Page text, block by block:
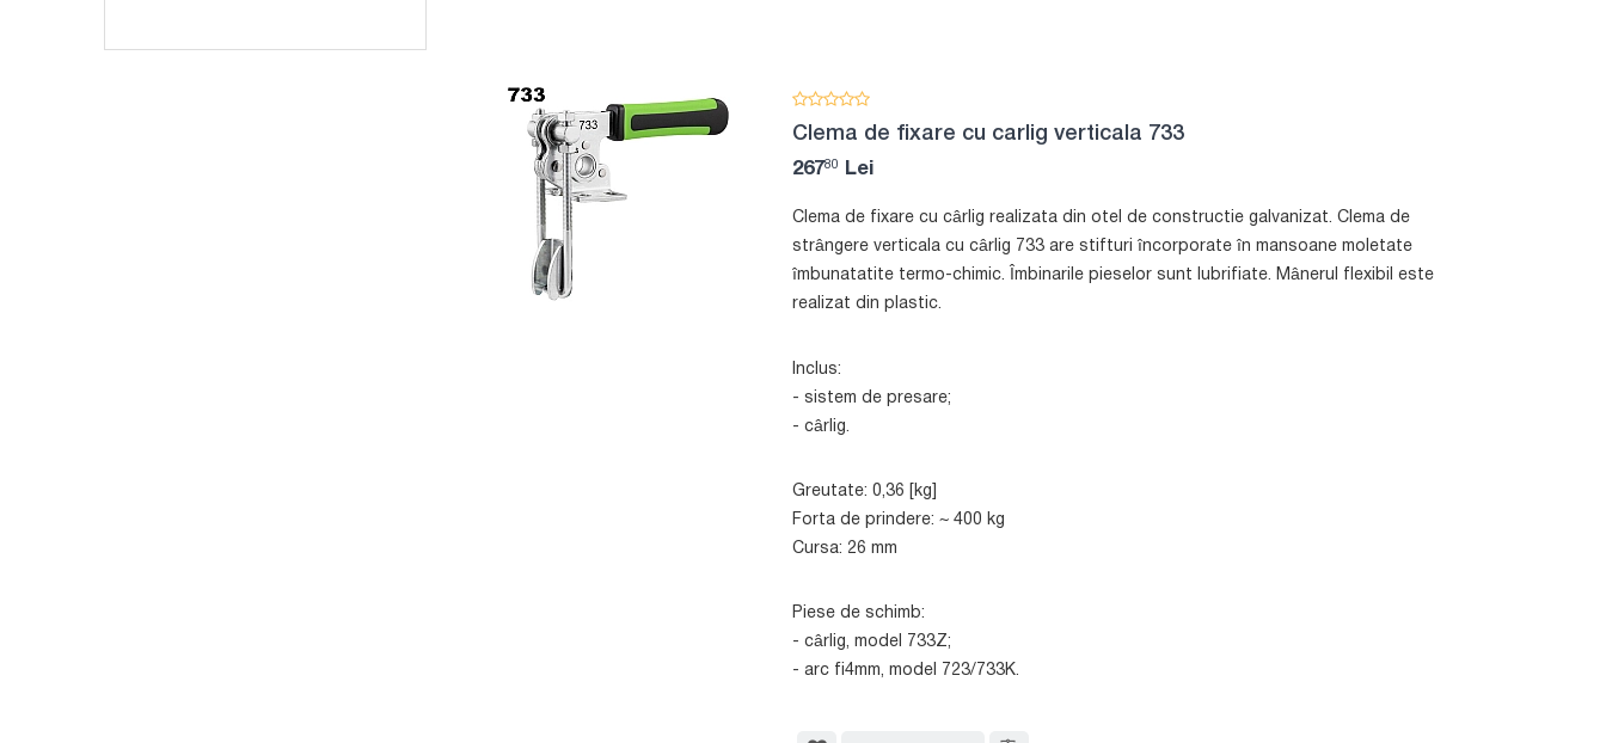
Clema de fixare cu carlig verticala 733
26780 Lei
Clema de fixare cu cârlig realizata din otel de constructie galvanizat. Clema de
strângere verticala cu cârlig 733 are stifturi încorporate în mansoane moletate
îmbunatatite termo-chimic. Îmbinarile pieselor sunt lubrifiate. Mânerul flexibil este
realizat din plastic.
Inclus:
- sistem de presare;
- cârlig.
Greutate: 0,36 [kg]
Forta de prindere: ~ 400 kg
Cursa: 26 mm
Piese de schimb:
- cârlig, model 733Z;
- arc fi4mm, model 723/733K.